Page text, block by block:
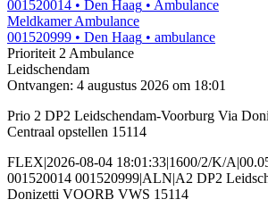
001520014 • Den Haag • Ambulance
Meldkamer Ambulance
001520999 • Den Haag • ambulance
Prioriteit 2 Ambulance
Leidschendam
Ontvangen: 4 augustus 2026 om 18:01
Prio 2 DP2 Leidschendam-Voorburg Via
Centraal opstellen 15114
FLEX|2026-08-04 18:01:33|1600/2/K/
001520014 001520999|ALN|A2 DP2
Donizetti VOORB VWS 15114